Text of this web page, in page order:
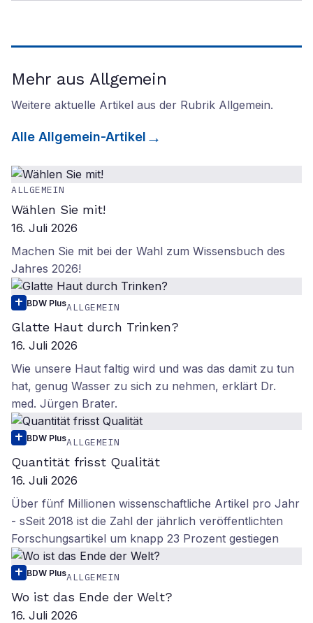
Mehr aus Allgemein
Weitere aktuelle Artikel aus der Rubrik Allgemein.
Alle Allgemein-Artikel
ALLGEMEIN
Wählen Sie mit!
16. Juli 2026
Machen Sie mit bei der Wahl zum Wissensbuch des
Jahres 2026!
BDW PlusALLGEMEIN
Glatte Haut durch Trinken?
16. Juli 2026
Wie unsere Haut faltig wird und was das damit zu tun
hat, genug Wasser zu sich zu nehmen, erklärt Dr.
med. Jürgen Brater.
BDW PlusALLGEMEIN
Quantität frisst Qualität
16. Juli 2026
Über fünf Millionen wissenschaftliche Artikel pro Jahr
- sSeit 2018 ist die Zahl der jährlich veröffentlichten
Forschungsartikel um knapp 23 Prozent gestiegen
BDW PlusALLGEMEIN
Wo ist das Ende der Welt?
16. Juli 2026